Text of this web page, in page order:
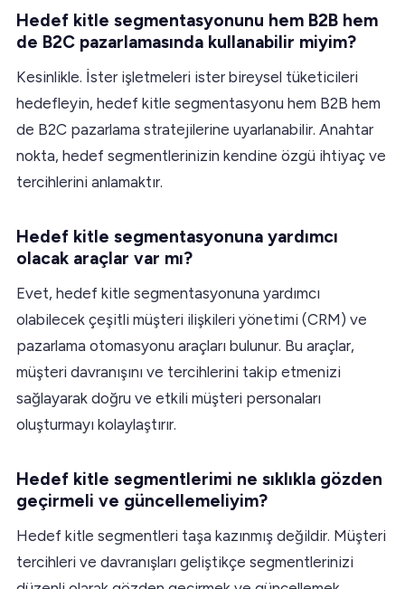
Hedef kitle segmentasyonunu hem B2B hem
de B2C pazarlamasında kullanabilir miyim?
Kesinlikle. İster işletmeleri ister bireysel tüketicileri
hedefleyin, hedef kitle segmentasyonu hem B2B hem
de B2C pazarlama stratejilerine uyarlanabilir. Anahtar
nokta, hedef segmentlerinizin kendine özgü ihtiyaç ve
tercihlerini anlamaktır.
Hedef kitle segmentasyonuna yardımcı
olacak araçlar var mı?
Evet, hedef kitle segmentasyonuna yardımcı
olabilecek çeşitli müşteri ilişkileri yönetimi (CRM) ve
pazarlama otomasyonu araçları bulunur. Bu araçlar,
müşteri davranışını ve tercihlerini takip etmenizi
sağlayarak doğru ve etkili müşteri personaları
oluşturmayı kolaylaştırır.
Hedef kitle segmentlerimi ne sıklıkla gözden
geçirmeli ve güncellemeliyim?
Hedef kitle segmentleri taşa kazınmış değildir. Müşteri
tercihleri ve davranışları geliştikçe segmentlerinizi